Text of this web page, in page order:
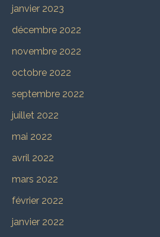
janvier 2023
décembre 2022
novembre 2022
octobre 2022
septembre 2022
juillet 2022
mai 2022
avril 2022
mars 2022
février 2022
janvier 2022